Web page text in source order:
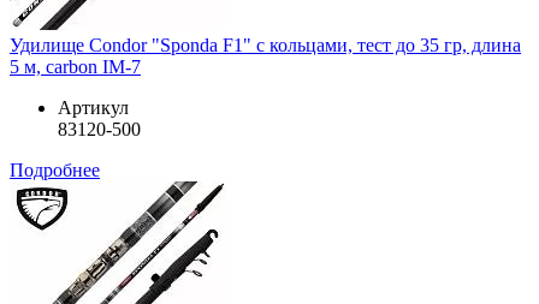
Удилище Condor "Sponda F1" с кольцами, тест до 35 гр, длина
5 м, carbon IM-7
Артикул
83120-500
Подробнее